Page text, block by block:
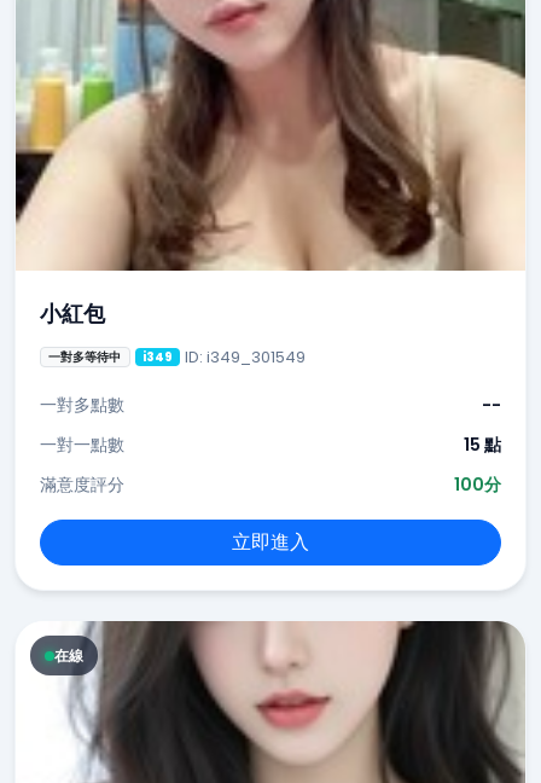
小紅包
一對多等待中 i349 ID: i349_301549
一對多點數
--
一對一點數
15 點
滿意度評分
100分
立即進入
在線